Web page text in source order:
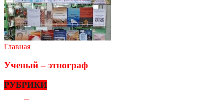
Главная
Ученый – этнограф
РУБРИКИ